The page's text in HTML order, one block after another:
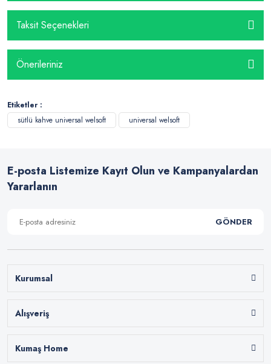
Taksit Seçenekleri
Önerileriniz
Etiketler :
sütlü kahve universal welsoft
universal welsoft
E-posta Listemize Kayıt Olun ve Kampanyalardan
Yararlanın
GÖNDER
Kurumsal
Alışveriş
Kumaş Home